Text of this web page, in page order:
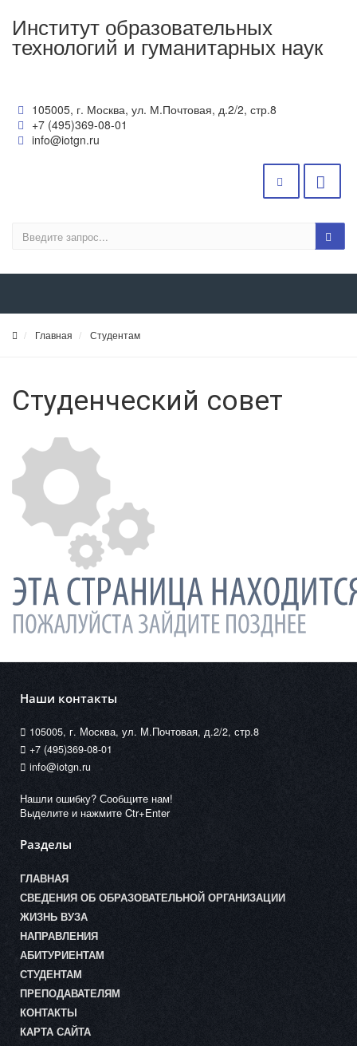
Институт образовательных
технологий и гуманитарных наук
105005, г. Москва, ул. М.Почтовая, д.2/2, стр.8
+7 (495)369-08-01
info@iotgn.ru
Главная Студентам
Студенческий совет
Наши контакты
105005, г. Москва, ул. М.Почтовая, д.2/2, стр.8
+7 (495)369-08-01
info@iotgn.ru
Нашли ошибку? Сообщите нам!
Выделите и нажмите Ctr+Enter
Разделы
ГЛАВНАЯ
СВЕДЕНИЯ ОБ ОБРАЗОВАТЕЛЬНОЙ ОРГАНИЗАЦИИ
ЖИЗНЬ ВУЗА
НАПРАВЛЕНИЯ
АБИТУРИЕНТАМ
СТУДЕНТАМ
ПРЕПОДАВАТЕЛЯМ
КОНТАКТЫ
КАРТА САЙТА